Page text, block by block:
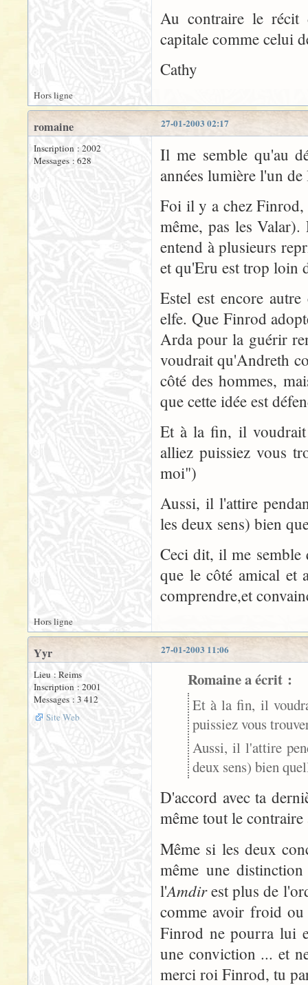
Au contraire le récit
capitale comme celui
Cathy
Hors ligne
27-01-2003 02:17
romaine
Inscription : 2002
Messages : 628
Il me semble qu'au
années lumière l'un
Foi il y a chez Finrod,
même, pas les
entend à plusieurs
et qu'Eru est trop loin
Estel est encore
elfe. Que Finrod
Arda pour la guérir
voudrait qu'Andreth
côté des hommes,
que cette idée est
Et à la fin, il
alliez puissiez vous
moi")
Aussi, il l'attire
les deux sens) bien
Ceci dit, il me semble
que le côté amical et
comprendre,et
Hors ligne
27-01-2003 11:06
Yyr
Lieu : Reims
Inscription : 2001
Messages : 3 412
Site Web
Romaine a écrit :
Et à la fin, il
puissiez vous
Aussi, il l'attire
deux sens) bien
D'accord avec ta
même tout le
Même si les deux
même une
l'Amdirest plus de
comme avoir froid
Finrod ne pourra lui
une conviction ... et
merci roi Finrod, tu